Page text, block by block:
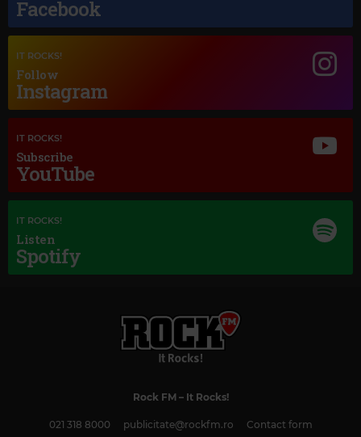
Magic Jazz
MEL TORMÉ
THEY CAN'T TAKE THAT AWAY FROM ME (2012 -
Facebook
IT ROCKS!
Follow
Instagram
IT ROCKS!
Subscribe
YouTube
IT ROCKS!
Listen
Spotify
Rock FM– It Rocks!
021 318 8000 publicitate@rockfm.ro Contact form